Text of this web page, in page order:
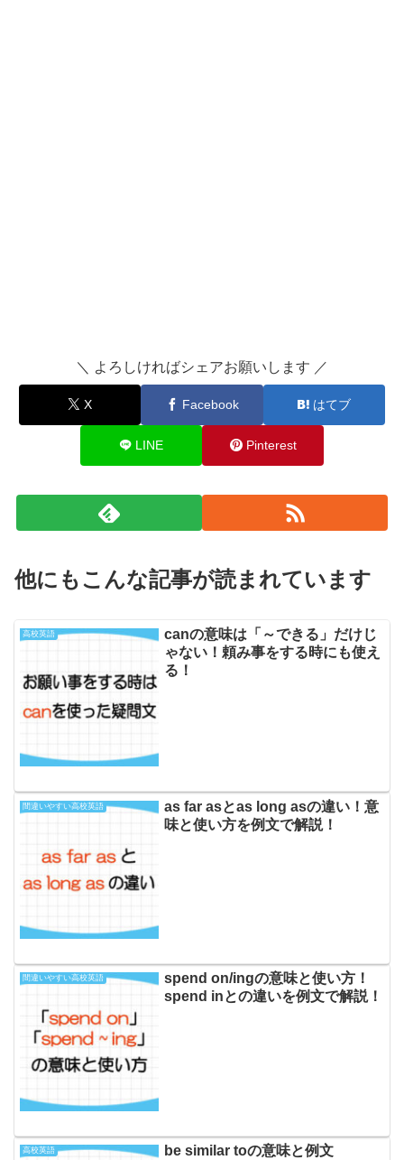
＼ よろしければシェアお願いします ／
X Facebook はてブ
LINE Pinterest
他にもこんな記事が読まれています
高校英語
canの意味は「～できる」だけじ
ゃない！頼み事をする時にも使え
る！
間違いやすい高校英語
as far asとas long asの違い！意
味と使い方を例文で解説！
間違いやすい高校英語
spend on/ingの意味と使い方！
spend inとの違いを例文で解説！
高校英語 be similar toの意味と例文